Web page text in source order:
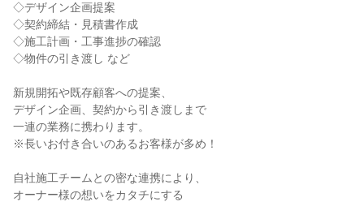
◇デザイン企画提案
◇契約締結・見積書作成
◇施工計画・工事進捗の確認
◇物件の引き渡し など
新規開拓や既存顧客への提案、
デザイン企画、契約から引き渡しまで
一連の業務に携わります。
※長いお付き合いのあるお客様が多め！
自社施工チームとの密な連携により、
オーナー様の想いをカタチにする